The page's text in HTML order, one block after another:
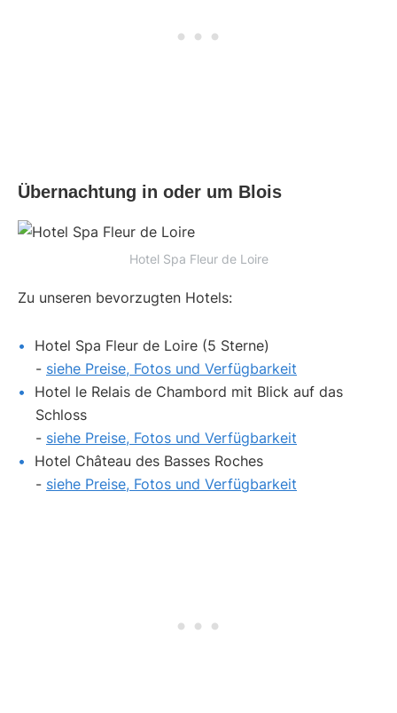
Übernachtung in oder um Blois
Hotel Spa Fleur de Loire
Zu unseren bevorzugten Hotels:
Hotel Spa Fleur de Loire (5 Sterne)
- siehe Preise, Fotos und Verfügbarkeit
Hotel le Relais de Chambord mit Blick auf das
Schloss
- siehe Preise, Fotos und Verfügbarkeit
Hotel Château des Basses Roches
- siehe Preise, Fotos und Verfügbarkeit